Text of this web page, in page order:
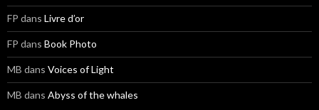
FP dans Livre d’or
FP dans Book Photo
MB dans Voices of Light
MB dans Abyss of the whales